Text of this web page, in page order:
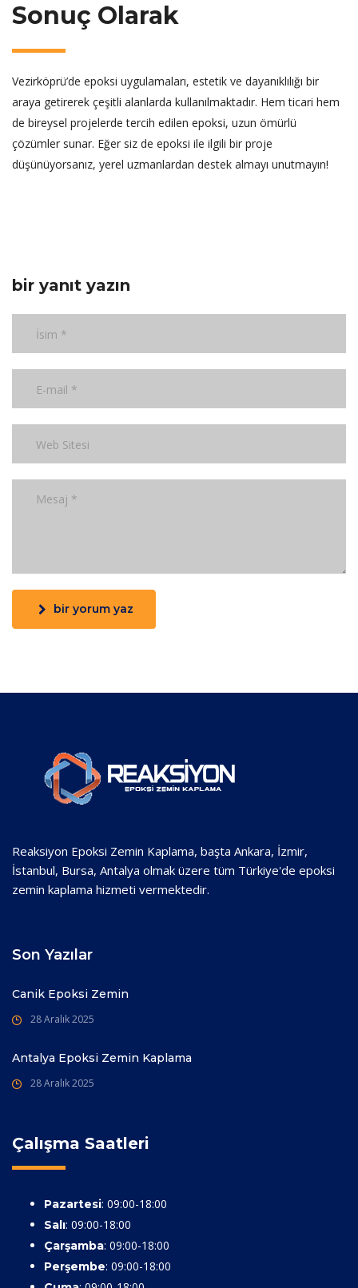
Sonuç Olarak
Vezirköprü’de epoksi uygulamaları, estetik ve dayanıklılığı bir
araya getirerek çeşitli alanlarda kullanılmaktadır. Hem ticari hem
de bireysel projelerde tercih edilen epoksi, uzun ömürlü
çözümler sunar. Eğer siz de epoksi ile ilgili bir proje
düşünüyorsanız, yerel uzmanlardan destek almayı unutmayın!
bir yanıt yazın
bir yorum yaz
Reaksiyon Epoksi Zemin Kaplama, başta Ankara, İzmir,
İstanbul, Bursa, Antalya olmak üzere tüm Türkiye'de epoksi
zemin kaplama hizmeti vermektedir.
Son Yazılar
Canik Epoksi Zemin
28 Aralık 2025
Antalya Epoksi Zemin Kaplama
28 Aralık 2025
Çalışma Saatleri
Pazartesi: 09:00-18:00
Salı: 09:00-18:00
Çarşamba: 09:00-18:00
Perşembe: 09:00-18:00